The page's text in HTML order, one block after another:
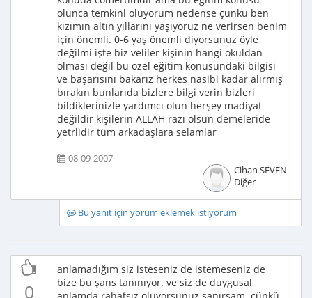
olunca temkinl oluyorum nedense çünkü ben
kızımın altın yıllarını yaşıyoruz ne verirsen benim
için önemli. 0-6 yaş önemli diyorsunuz öyle
değilmi işte biz veliler kişinin hangi okuldan
olması değil bu özel eğitim konusundaki bilgisi
ve başarısını bakarız herkes nasibi kadar alırmış
bırakın bunlarıda bizlere bilgi verin bizleri
bildiklerinizle yardımcı olun herşey madiyat
değildir kişilerin ALLAH razı olsun demeleride
yetrlidir tüm arkadaşlara selamlar
08-09-2007
Cihan SEVEN
Diğer
Bu yanıt için yorum eklemek istiyorum
0
anlamadığım siz isteseniz de istemeseniz de
bize bu şans tanınıyor. ve siz de duygusal